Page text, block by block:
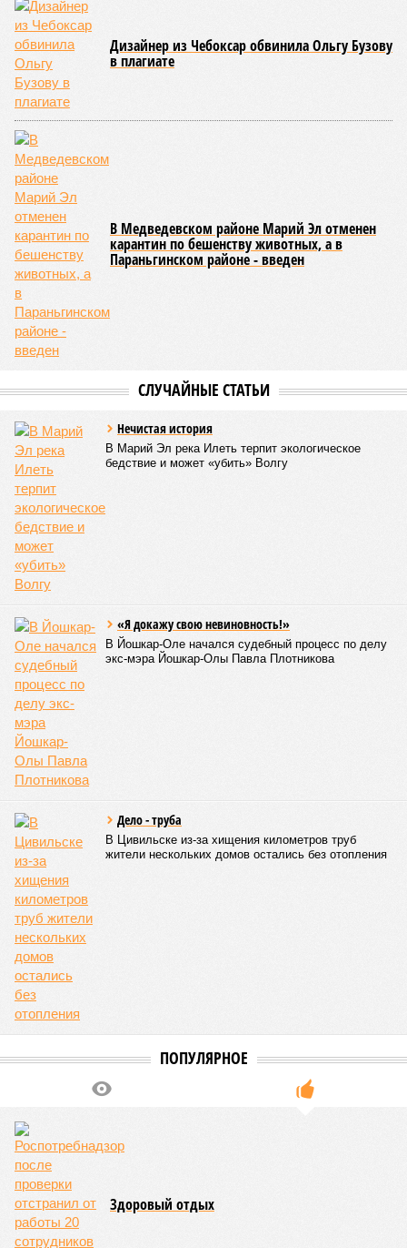
Дизайнер из Чебоксар обвинила Ольгу Бузову
в плагиате
В Медведевском районе Марий Эл отменен
карантин по бешенству животных, а в
Параньгинском районе - введен
СЛУЧАЙНЫЕ СТАТЬИ
Нечистая история
В Марий Эл река Илеть терпит экологическое
бедствие и может «убить» Волгу
«Я докажу свою невиновность!»
В Йошкар-Оле начался судебный процесс по делу
экс-мэра Йошкар-Олы Павла Плотникова
Дело - труба
В Цивильске из-за хищения километров труб
жители нескольких домов остались без отопления
ПОПУЛЯРНОЕ
Здоровый отдых